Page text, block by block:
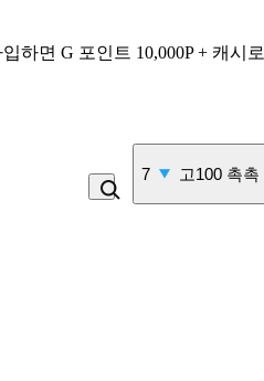
하면 G 포인트 10,000P + 캐시
7 고100 촉촉